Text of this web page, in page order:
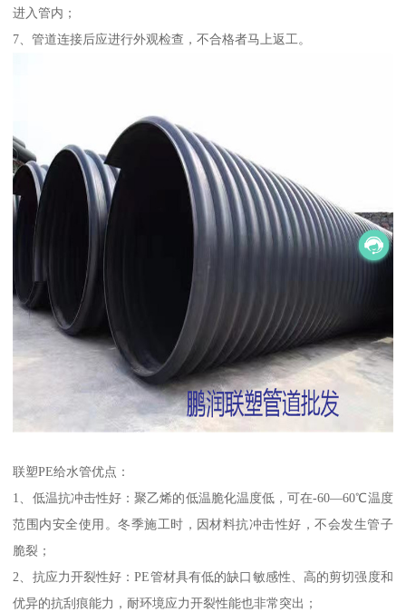
进入管内；
7、管道连接后应进行外观检查，不合格者马上返工。
联塑PE给水管优点：
1、低温抗冲击性好：聚乙烯的低温脆化温度低，可在-60—60℃温度
范围内安全使用。冬季施工时，因材料抗冲击性好，不会发生管子
脆裂；
2、抗应力开裂性好：PE管材具有低的缺口敏感性、高的剪切强度和
优异的抗刮痕能力，耐环境应力开裂性能也非常突出；